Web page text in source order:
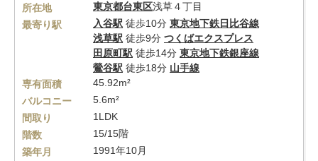
所在地 東京都台東区浅草４丁目
最寄り駅
入谷駅 徒歩10分 東京地下鉄日比谷線
浅草駅 徒歩9分 つくばエクスプレス
田原町駅 徒歩14分 東京地下鉄銀座線
鶯谷駅 徒歩18分 山手線
専有面積
45.92m²
バルコニー
5.6m²
間取り
1LDK
階数
15/15階
築年月
1991年10月